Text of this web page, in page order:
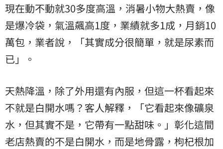
現在動不動就30多度高溫，消暑小物大熱賣，像
是爆冷袋，氣溫飆高1度，業績就多1成，月銷10
萬包，業者說，「其實成分很簡單，就是尿素而
已」。
天熱降溫，除了外用還有內服，但這一杯看起來
不就是白開水嗎？客人解釋，「它看起來像礦泉
水，但其實不是，它帶有一點甜味。」彰化這間
老店熱賣的不是白開水，而是地骨露，枸杞根加